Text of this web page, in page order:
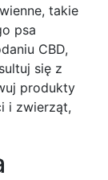
takie
psa
CBD,
się z
produkty
i zwierząt,